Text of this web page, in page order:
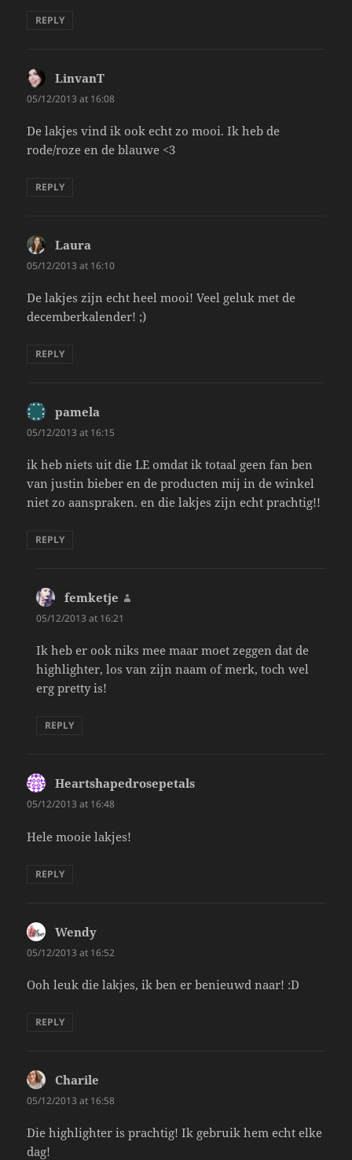
REPLY
LinvanT
05/12/2013 at 16:08
De lakjes vind ik ook echt zo mooi. Ik heb de
rode/roze en de blauwe <3
REPLY
Laura
05/12/2013 at 16:10
De lakjes zijn echt heel mooi! Veel geluk met de
decemberkalender! ;)
REPLY
pamela
05/12/2013 at 16:15
ik heb niets uit die LE omdat ik totaal geen fan ben
van justin bieber en de producten mij in de winkel
niet zo aanspraken. en die lakjes zijn echt prachtig!!
REPLY
femketje
05/12/2013 at 16:21
Ik heb er ook niks mee maar moet zeggen dat de
highlighter, los van zijn naam of merk, toch wel
erg pretty is!
REPLY
Heartshapedrosepetals
05/12/2013 at 16:48
Hele mooie lakjes!
REPLY
Wendy
05/12/2013 at 16:52
Ooh leuk die lakjes, ik ben er benieuwd naar! :D
REPLY
Charile
05/12/2013 at 16:58
Die highlighter is prachtig! Ik gebruik hem echt elke
dag!